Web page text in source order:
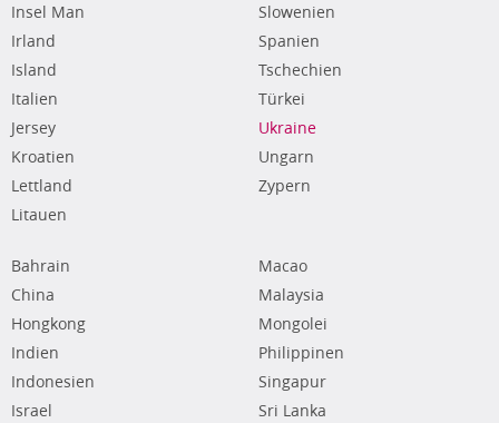
Insel Man
Irland
Island
Italien
Jersey
Kroatien
Lettland
Litauen
Slowenien
Spanien
Tschechien
Türkei
Ukraine
Ungarn
Zypern
Bahrain
China
Hongkong
Indien
Indonesien
Israel
Macao
Malaysia
Mongolei
Philippinen
Singapur
Sri Lanka